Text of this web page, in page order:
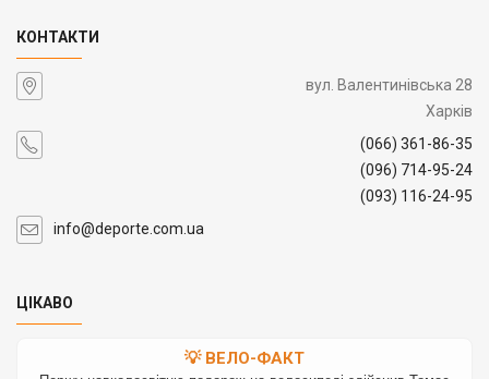
КОНТАКТИ
вул. Валентинівська 28
Харків
(066) 361-86-35
(096) 714-95-24
(093) 116-24-95
info@deporte.com.ua
ЦІКАВО
💡 ВЕЛО-ФАКТ